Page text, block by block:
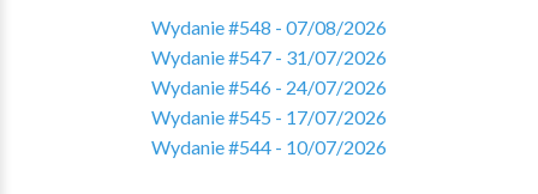
Wydanie #548 - 07/08/2026
Wydanie #547 - 31/07/2026
Wydanie #546 - 24/07/2026
Wydanie #545 - 17/07/2026
Wydanie #544 - 10/07/2026